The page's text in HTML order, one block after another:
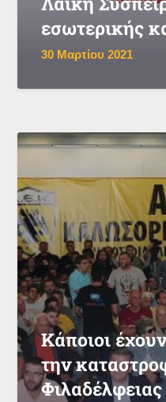
εσωτερικής
30 Μαρτίου 2021
Κάποιοι
την
Φιλαδέλφειας